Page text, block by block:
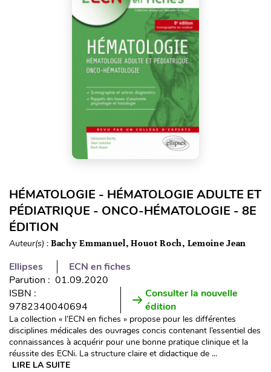
HÉMATOLOGIE - HÉMATOLOGIE ADULTE ET
PÉDIATRIQUE - ONCO-HÉMATOLOGIE - 8E
ÉDITION
Auteur(s) : Bachy Emmanuel, Houot Roch, Lemoine Jean
Ellipses
ECN en fiches
Parution : 01.09.2020
ISBN :
9782340040694
Consulter la nouvelle
édition
La collection « l’ECN en fiches » propose pour les différentes
disciplines médicales des ouvrages concis contenant l’essentiel des
connaissances à acquérir pour une bonne pratique clinique et la
réussite des ECNi. La structure claire et didactique de ...
LIRE LA SUITE